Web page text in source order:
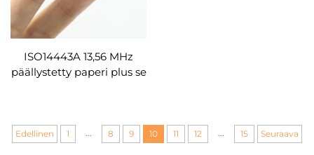
ISO14443A 13,56 MHz
päällystetty paperi plus se
Edellinen 1 8 9 10 11 12 15 Seuraava